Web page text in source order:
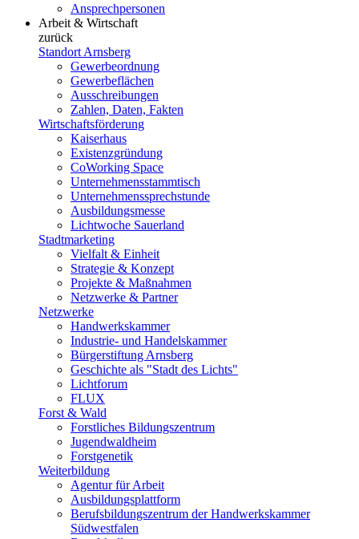
Ansprechpersonen
Arbeit & Wirtschaft
zurück
Standort Arnsberg
Gewerbeordnung
Gewerbeflächen
Ausschreibungen
Zahlen, Daten, Fakten
Wirtschaftsförderung
Kaiserhaus
Existenzgründung
CoWorking Space
Unternehmensstammtisch
Unternehmenssprechstunde
Ausbildungsmesse
Lichtwoche Sauerland
Stadtmarketing
Vielfalt & Einheit
Strategie & Konzept
Projekte & Maßnahmen
Netzwerke & Partner
Netzwerke
Handwerkskammer
Industrie- und Handelskammer
Bürgerstiftung Arnsberg
Geschichte als "Stadt des Lichts"
Lichtforum
FLUX
Forst & Wald
Forstliches Bildungszentrum
Jugendwaldheim
Forstgenetik
Weiterbildung
Agentur für Arbeit
Ausbildungsplattform
Berufsbildungszentrum der Handwerkskammer
Südwestfalen